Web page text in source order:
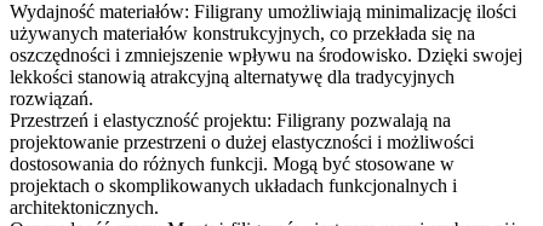
Wydajność materiałów: Filigrany umożliwiają minimalizację ilości
używanych materiałów konstrukcyjnych, co przekłada się na
oszczędności i zmniejszenie wpływu na środowisko. Dzięki swojej
lekkości stanowią atrakcyjną alternatywę dla tradycyjnych
rozwiązań.
Przestrzeń i elastyczność projektu: Filigrany pozwalają na
projektowanie przestrzeni o dużej elastyczności i możliwości
dostosowania do różnych funkcji. Mogą być stosowane w
projektach o skomplikowanych układach funkcjonalnych i
architektonicznych.